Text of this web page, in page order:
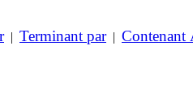
| Terminant par| Contenant